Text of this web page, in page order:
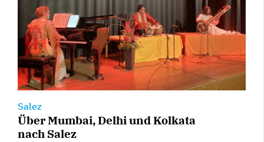
Salez
Über Mumbai, Delhi und Kolkata
nach Salez